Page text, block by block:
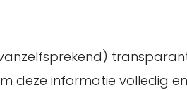
deze informatie volledig